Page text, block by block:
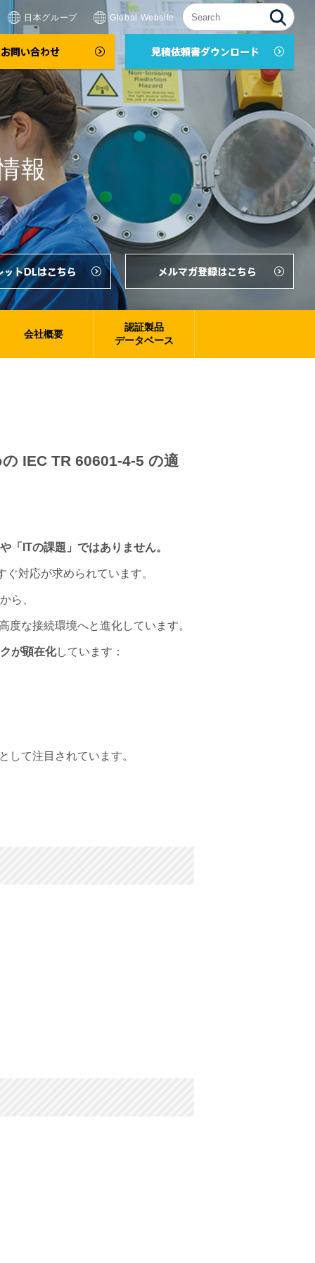
日本グループ Global Website
報
会社概要
認証製品
データベース
IEC TR 60601-4-5 の適
「ITの課題」ではありません。
ぐ対応が求められています。
ら、
度な接続環境へと進化しています。
が顕在化しています：
して注目されています。